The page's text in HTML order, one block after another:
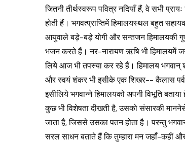
जितनी तीर्थस्वरूप पवित्र नदियाँ हैं, वे सभी
होती हैं। भगवत्प्राप्तिमें हिमालयस्थल बहुत
आयुवाले बड़े-बड़े योगी और सन्तजन हिमालयकी
भजन करते हैं। नर-नारायण ऋषि भी हिमालयमें
लिये आज भी तपस्या कर रहे हैं। हिमालय
और स्वयं शंकर भी इसीके एक शिखर-- कैलास
इसीलिये भगवान्ने हिमालयको अपनी विभूति
कुछ भी विशेषता दीखती है, उसको संसारकी
जाता है, जिससे उसका पतन होता है। परन्तु
सरल साधन बताते हैं कि तुम्हारा मन जहाँ-कहीं